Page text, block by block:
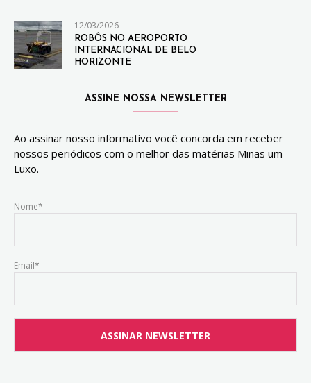
12/03/2026
ROBÔS NO AEROPORTO
INTERNACIONAL DE BELO
HORIZONTE
ASSINE NOSSA NEWSLETTER
Ao assinar nosso informativo você concorda em receber
nossos periódicos com o melhor das matérias Minas um
Luxo.
Nome*
Email*